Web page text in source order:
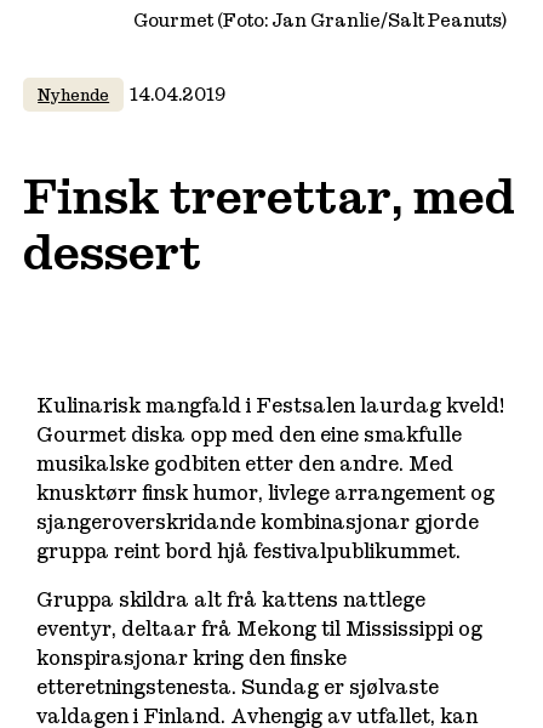
Gourmet (Foto: Jan Granlie/Salt Peanuts)
Nyhende 14.04.2019
Finsk trerettar, med
dessert
Kulinarisk mangfald i Festsalen laurdag kveld!
Gourmet diska opp med den eine smakfulle
musikalske godbiten etter den andre. Med
knusktørr finsk humor, livlege arrangement og
sjangeroverskridande kombinasjonar gjorde
gruppa reint bord hjå festivalpublikummet.
Gruppa skildra alt frå kattens nattlege
eventyr, deltaar frå Mekong til Mississippi og
konspirasjonar kring den finske
etteretningstenesta. Sundag er sjølvaste
valdagen i Finland. Avhengig av utfallet, kan